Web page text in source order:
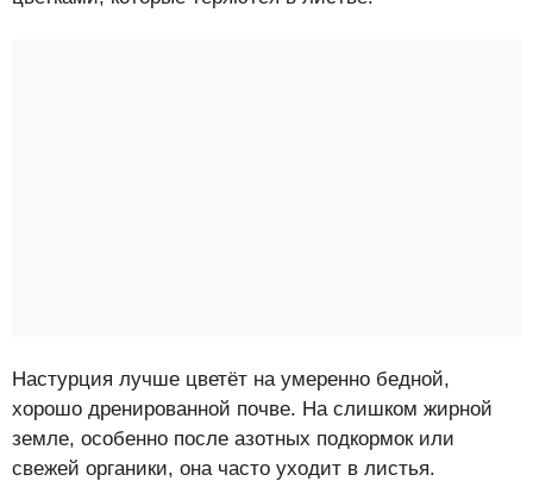
Настурция лучше цветёт на умеренно бедной,
хорошо дренированной почве. На слишком жирной
земле, особенно после азотных подкормок или
свежей органики, она часто уходит в листья.